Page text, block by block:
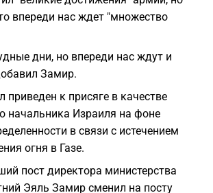
впереди нас ждет "множество
дни, но впереди нас ждут и
Замир.
к присяге в качестве
начальника Израиля на фоне
в связи с истечением
огня в Газе.
пост директора министерства
Эяль Замир сменил на посту